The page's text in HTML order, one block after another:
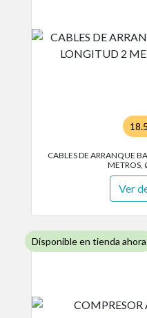
CABLES DE ARRANQUE
METROS,
Ver
Disponible en tienda ahora